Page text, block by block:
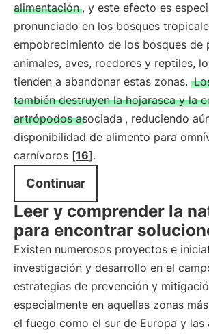
alimentación , y este efecto es
pronunciado en los bosques
empobrecimiento de los bosques de
animales, aves, roedores y reptiles,
tienden a abandonar estas zonas.
también destruyen la hojarasca y la
artrópodos asociada , reduciendo
disponibilidad de alimento para
carnívoros [16].
Continuar
Leer y comprender la
para encontrar
Existen numerosos proyectos e
investigación y desarrollo en el
estrategias de prevención y
especialmente en aquellas zonas
el fuego como el sur de Europa y las